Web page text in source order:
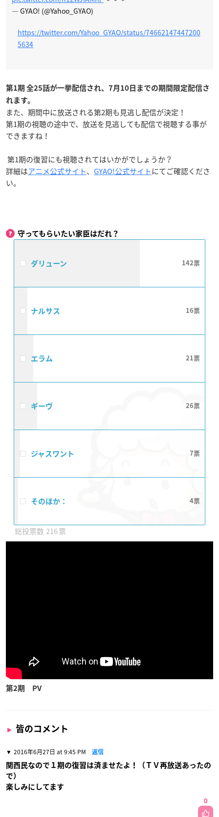
— GYAO! (@Yahoo_GYAO)
https://twitter.com/Yahoo_GYAO/status/74662147447200
5634
第1期 全25話が一挙配信され、7月10日までの期間限定配信さ
れます。
また、期間中に放送される第2期も見逃し配信が決定！
第1期の視聴の途中で、放送を見逃しても配信で視聴する事が
できますね！
第1期の復習にも視聴されてはいかがでしょうか？
詳細はアニメ公式サイト、 GYAO!公式サイトにてご確認くださ
い。
守ってもらいたい家臣はだれ？
ダリューン 142
ナルサス 16
エラム 21
ギーヴ 26
ジャスワント 7
そのほか： 4
216
第2期 PV
皆のコメント
2016年6月27日 at 9:45 PM 返信
関西民なので１期の復習は済ませたよ！（ＴＶ再放送あったの
で）
楽しみにしてます
0